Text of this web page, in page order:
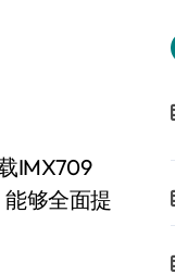
够全面提